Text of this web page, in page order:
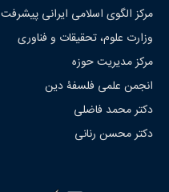
مرکز الگوی اسلامی ایرانی پیشرفت
وزارت علوم، تحقیقات و فناوری
مرکز مدیریت حوزه
انجمن علمی فلسفۀ دین
دکتر محمد فاضلی
دکتر محسن رنانی